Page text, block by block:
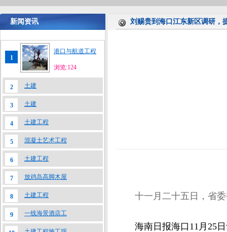
新闻资讯 刘赐贵到海口江东新区调研，
1
港口与航道工程
浏览:124
2 土建
3 土建
4 土建工程
5 混凝土艺术工程
6 土建工程
7 放鸡岛高脚木屋
8 土建工程
9 一线海景酒店工
十一月二十五日，省
海南日报海口11月25日